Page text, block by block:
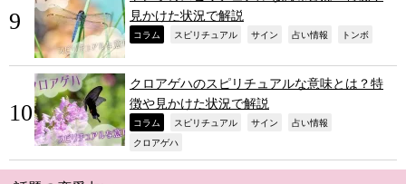
見かけた状況で解説
コラム スピリチュアル サイン 占い情報 トンボ
クロアゲハのスピリチュアルな意味とは？特
徴や見かけた状況で解説
コラム スピリチュアル サイン 占い情報
クロアゲハ